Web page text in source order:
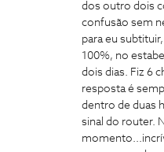
dos outro dois
confusão sem
para eu
100%, no
dois dias. Fiz 6
resposta é
dentro de duas
sinal do router.